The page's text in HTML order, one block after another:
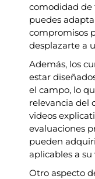
comodidad de
puedes
compromisos
desplazarte a
Además, los
estar
el campo, lo
relevancia del
videos
evaluaciones
pueden
aplicables a su
Otro aspecto